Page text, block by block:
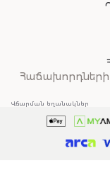
Հաճախորդների
Վճարման եղանակներ